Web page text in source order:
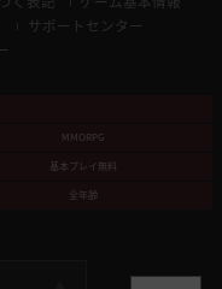
サポートセンター
MMORPG
基本プレイ無料
全年齢